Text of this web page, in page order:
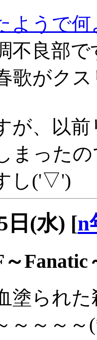
ようで
不良部
歌がク
が、以
まった
し('▽')
日(水) [n
Fanatic
塗られ
～～～